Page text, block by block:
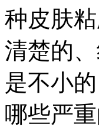
种皮肤
清楚的
是不小
哪些严